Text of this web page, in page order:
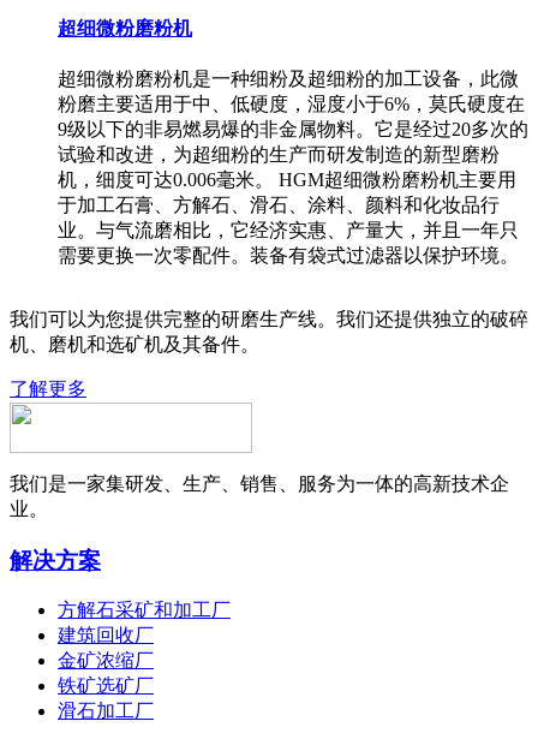
超细微粉磨粉机
超细微粉磨粉机是一种细粉及超细粉的加工设备，此微
粉磨主要适用于中、低硬度，湿度小于6%，莫氏硬度在
9级以下的非易燃易爆的非金属物料。它是经过20多次的
试验和改进，为超细粉的生产而研发制造的新型磨粉
机，细度可达0.006毫米。 HGM超细微粉磨粉机主要用
于加工石膏、方解石、滑石、涂料、颜料和化妆品行
业。与气流磨相比，它经济实惠、产量大，并且一年只
需要更换一次零配件。装备有袋式过滤器以保护环境。
我们可以为您提供完整的研磨生产线。我们还提供独立的破碎
机、磨机和选矿机及其备件。
了解更多
我们是一家集研发、生产、销售、服务为一体的高新技术企
业。
解决方案
方解石采矿和加工厂
建筑回收厂
金矿浓缩厂
铁矿选矿厂
滑石加工厂